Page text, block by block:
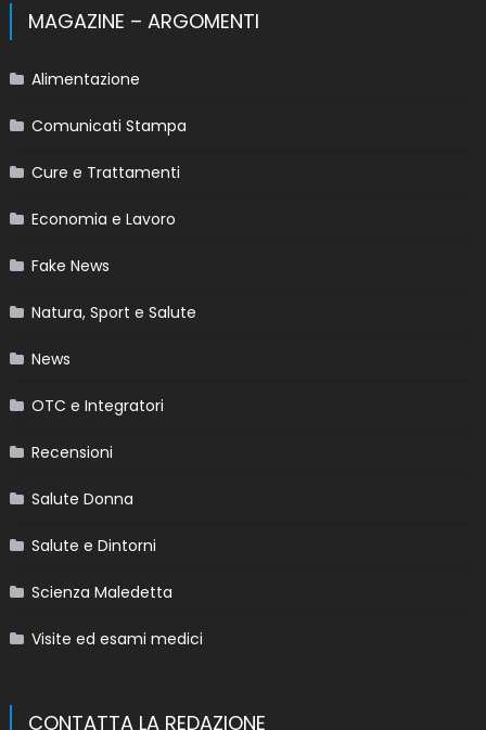
MAGAZINE – ARGOMENTI
Alimentazione
Comunicati Stampa
Cure e Trattamenti
Economia e Lavoro
Fake News
Natura, Sport e Salute
News
OTC e Integratori
Recensioni
Salute Donna
Salute e Dintorni
Scienza Maledetta
Visite ed esami medici
CONTATTA LA REDAZIONE